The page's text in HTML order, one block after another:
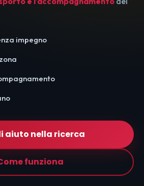
impegno
aiuto nella ricerca
funziona